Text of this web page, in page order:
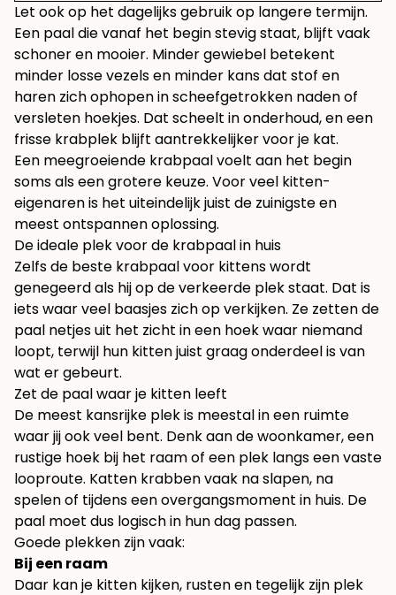
Let ook op het dagelijks gebruik op langere termijn.
Een paal die vanaf het begin stevig staat, blijft vaak
schoner en mooier. Minder gewiebel betekent
minder losse vezels en minder kans dat stof en
haren zich ophopen in scheefgetrokken naden of
versleten hoekjes. Dat scheelt in onderhoud, en een
frisse krabplek blijft aantrekkelijker voor je kat.
Een meegroeiende krabpaal voelt aan het begin
soms als een grotere keuze. Voor veel kitten-
eigenaren is het uiteindelijk juist de zuinigste en
meest ontspannen oplossing.
De ideale plek voor de krabpaal in huis
Zelfs de beste krabpaal voor kittens wordt
genegeerd als hij op de verkeerde plek staat. Dat is
iets waar veel baasjes zich op verkijken. Ze zetten de
paal netjes uit het zicht in een hoek waar niemand
loopt, terwijl hun kitten juist graag onderdeel is van
wat er gebeurt.
Zet de paal waar je kitten leeft
De meest kansrijke plek is meestal in een ruimte
waar jij ook veel bent. Denk aan de woonkamer, een
rustige hoek bij het raam of een plek langs een vaste
looproute. Katten krabben vaak na slapen, na
spelen of tijdens een overgangsmoment in huis. De
paal moet dus logisch in hun dag passen.
Goede plekken zijn vaak:
Bij een raam
Daar kan je kitten kijken, rusten en tegelijk zijn plek